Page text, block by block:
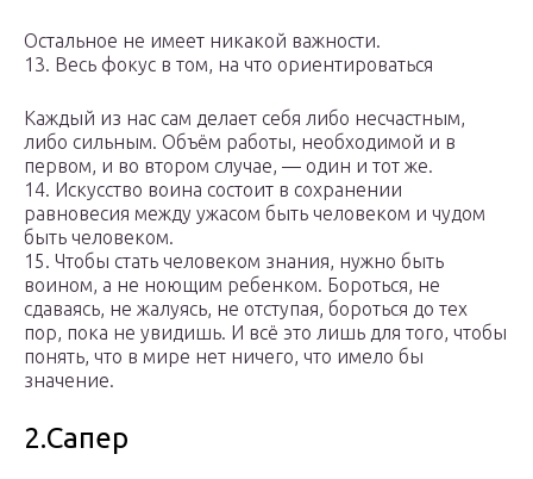
Остальное не имеет никакой важности.
13. Весь фокус в том, на что ориентироваться
Каждый из нас сам делает себя либо несчастным,
либо сильным. Объём работы, необходимой и в
первом, и во втором случае, — один и тот же.
14. Искусство воина состоит в сохранении
равновесия между ужасом быть человеком и чудом
быть человеком.
15. Чтобы стать человеком знания, нужно быть
воином, а не ноющим ребенком. Бороться, не
сдаваясь, не жалуясь, не отступая, бороться до тех
пор, пока не увидишь. И всё это лишь для того, чтобы
понять, что в мире нет ничего, что имело бы
значение.
2.Сапер